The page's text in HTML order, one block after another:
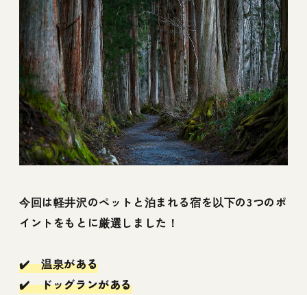
宿】東急バケーションズ軽井沢
16【軽井沢の犬と泊まれるリゾート宿】メル
キュール長野松代リゾート&スパ
17【軽井沢の犬と泊まれるリゾート宿】デザ
イン ホテル フォロン
18【軽井沢の犬と泊まれるホテル宿】軽井沢
19【軽井沢の犬と泊まれるホテル宿】アート
ホテル ドッグレッグ 軽井沢
20【軽井沢の犬と泊まれるヴィラ宿】アート
ホテル ヴィラ 11 軽井沢
今回は軽井沢のペットと泊まれる宿を以下の3つのポ
イントをもとに厳選しました！
✔️ 温泉がある
✔️ ドッグランがある